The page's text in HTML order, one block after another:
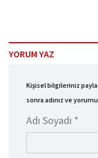
YORUM YAZ
Kişisel bilgileriniz
sonra adınız ve
Adı Soyadı *